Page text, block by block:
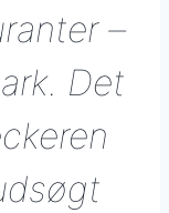
–
Det